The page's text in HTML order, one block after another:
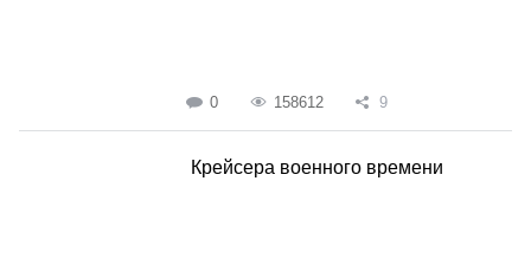
0 158612 9
Крейсера военного времени